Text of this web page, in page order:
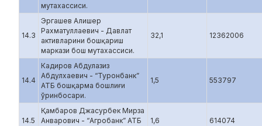
мутахассиси.
14.3
Эргашев Алишер
Рахматуллаевич - Давлат
активларини бошқариш
маркази бош мутахассиси.
32,1 12362006
14.4
Кадиров Абдулазиз
Абдулхаевич - “Туронбанк”
АТБ бошқарма бошлиғи
ўринбосари.
1,5 553797
14.5
Қамбаров Джасурбек Мирза
Анварович - “Агробанк” АТБ
1,6 614074